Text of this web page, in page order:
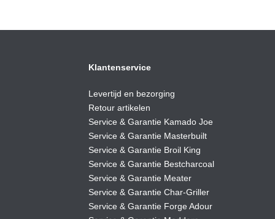
Klantenservice
Levertijd en bezorging
Retour artikelen
Service & Garantie Kamado Joe
Service & Garantie Masterbuilt
Service & Garantie Broil King
Service & Garantie Bestcharcoal
Service & Garantie Meater
Service & Garantie Char-Griller
Service & Garantie Forge Adour